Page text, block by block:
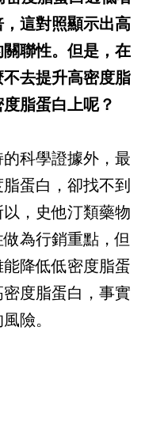
這對照顯示出高
聯性。但是，在
去提升高密度脂
脂蛋白上呢？
科學證據外，最
蛋白，卻找不到
，史他汀類藥物
為行銷重點，但
降低低密度脂蛋
度脂蛋白，事實
險。